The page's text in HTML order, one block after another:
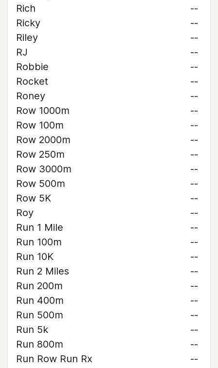
Rich
--
Ricky
--
Riley
--
RJ
--
Robbie
--
Rocket
--
Roney
--
Row 1000m
--
Row 100m
--
Row 2000m
--
Row 250m
--
Row 3000m
--
Row 500m
--
Row 5K
--
Roy
--
Run 1 Mile
--
Run 100m
--
Run 10K
--
Run 2 Miles
--
Run 200m
--
Run 400m
--
Run 500m
--
Run 5k
--
Run 800m
--
Run Row Run Rx
--